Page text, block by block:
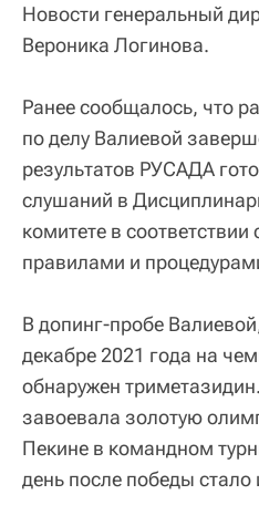
Новости генеральный
Вероника Логинова.
Ранее сообщалось, что
по делу Валиевой
результатов РУСАДА
слушаний в
комитете в
правилами и
В допинг-пробе
декабре 2021 года на
обнаружен
завоевала золотую
Пекине в командном
день после победы стало